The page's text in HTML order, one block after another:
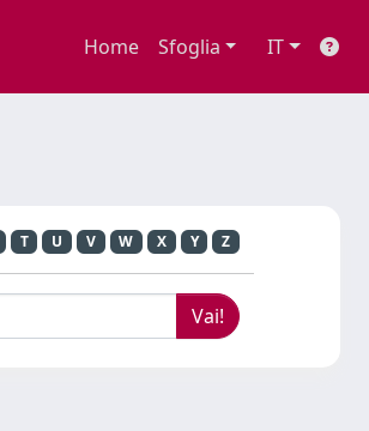
Home Sfoglia IT
T U V W X Y Z